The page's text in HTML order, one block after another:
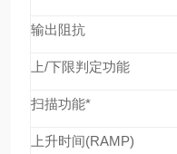
输出阻抗
上/下限判定功能
扫描功能*
上升时间(RAMP)